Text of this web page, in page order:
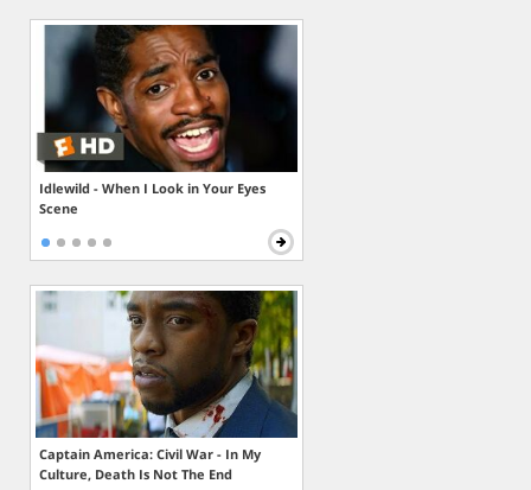
Idlewild - When I Look in Your Eyes
Scene
Captain America: Civil War - In My
Culture, Death Is Not The End